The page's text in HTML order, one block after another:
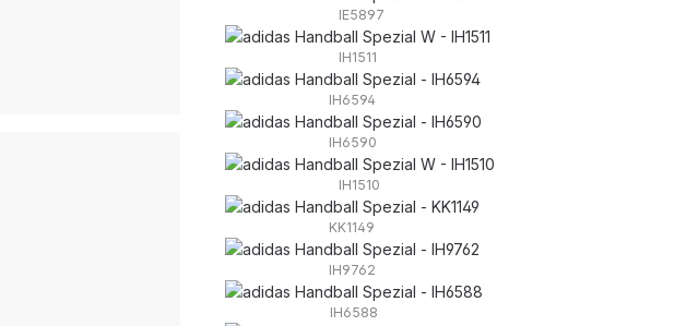
IE5897
IH1511
IH6594
IH6590
IH1510
KK1149
IH9762
IH6588